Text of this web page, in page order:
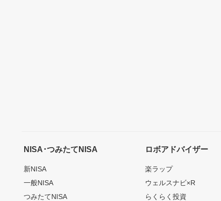
NISA･つみたてNISA
新NISA
一般NISA
つみたてNISA
ロボアドバイザー
楽ラップ
ウェルスナビ×R
らくらく投資